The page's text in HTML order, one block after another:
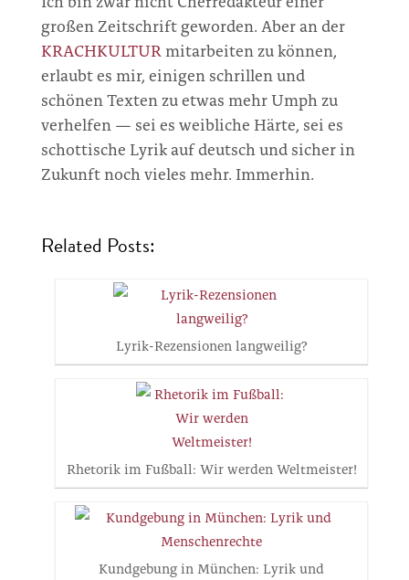
großen Zeitschrift geworden. Aber an der
KRACHKULTURmitarbeiten zu können,
erlaubt es mir, einigen schrillen und
schönen Texten zu etwas mehr Umph zu
verhelfen — sei es weibliche Härte, sei es
schottische Lyrik auf deutsch und sicher in
Zukunft noch vieles mehr. Immerhin.
Related Posts:
Lyrik-Rezensionen langweilig?
Rhetorik im Fußball: Wir werden Weltmeister!
Kundgebung in München: Lyrik und